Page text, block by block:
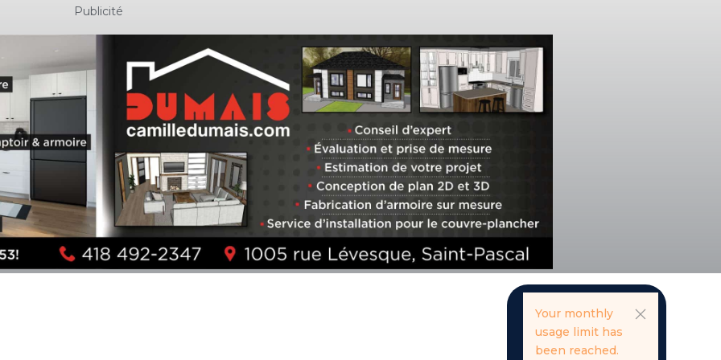
Publicité
Your monthly
usage limit has
been reached.